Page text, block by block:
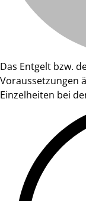
Das Entgelt bzw.
Voraussetzungen
Einzelheiten bei